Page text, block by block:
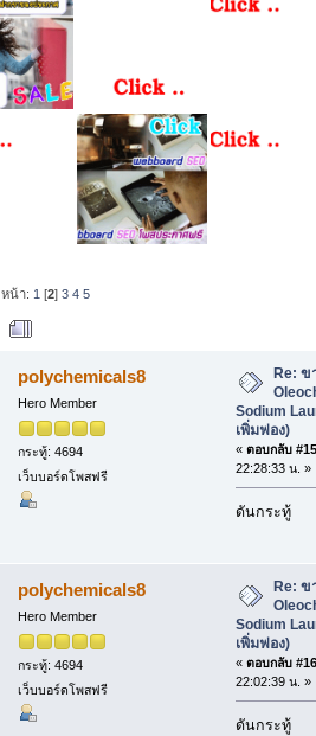
หน้า: 1 [2]3 4 5
Lauryl Sulfate (SLS สารเพิ่มฟอง) (อ่า
polychemicals8
Hero Member
กระทู้: 4694
เว็บบอร์ดโพสฟรี
Re: ข
Sodium
เพิ่มฟอง)
« ตอบกลับ
22:28:33 น. »
ดันกระทู้
polychemicals8
Hero Member
กระทู้: 4694
เว็บบอร์ดโพสฟรี
Re: ข
Sodium
เพิ่มฟอง)
« ตอบกลับ
22:02:39 น. »
ดันกระทู้